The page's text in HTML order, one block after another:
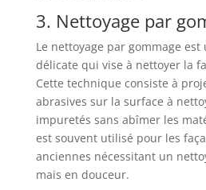
3. Nettoyage par
Le nettoyage par gommage est
délicate qui vise à nettoyer la
Cette technique consiste à
abrasives sur la surface à
impuretés sans abîmer les
est souvent utilisé pour les
anciennes nécessitant un
mais en douceur.